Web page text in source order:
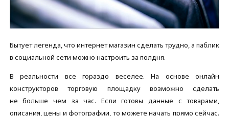
Бытует легенда, что интернет магазин сделать трудно, а паблик
в социальной сети можно настроить за полдня.
В реальности все гораздо веселее. На основе онлайн
конструкторов торговую площадку возможно сделать
не больше чем за час. Если готовы данные с товарами,
описания, цены и фотографии, то можете начать прямо сейчас.